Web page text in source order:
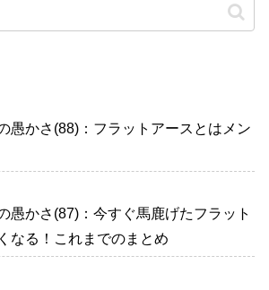
愚かさ(88)：フラットアースとはメン
愚かさ(87)：今すぐ馬鹿げたフラット
なる！これまでのまとめ